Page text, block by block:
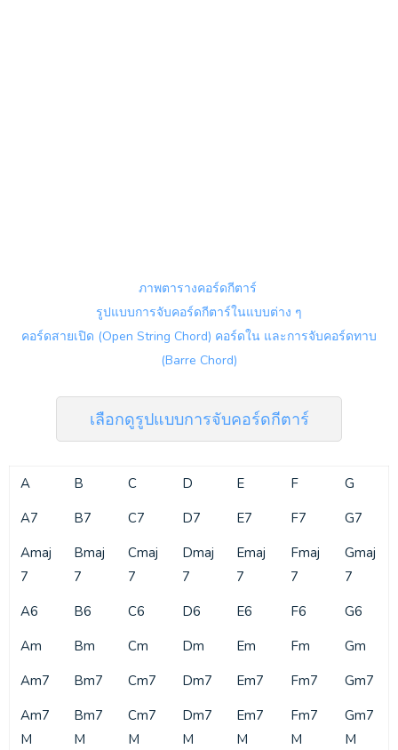
ภาพตารางคอร์ดกีตาร์
รูปแบบการจับคอร์ดกีตาร์ในแบบต่าง ๆ
คอร์ดสายเปิด (Open String Chord) คอร์ดใน และการจับคอร์ดทาบ
(Barre Chord)
เลือกดูรูปแบบการจับคอร์ดกีตาร์
A B C D E F
G
A7
B7 C7 D7 E7 F7
G7
Amaj
7
Bmaj
7
Cmaj
7
Dmaj
7
Emaj
7
Fmaj
7
Gmaj
7
A6
B6 C6 D6 E6 F6
G6
Am
Bm Cm Dm Em Fm
Gm
Am7
Bm7 Cm7 Dm7 Em7 Fm7
Gm7
Am7
M
Bm7
M
Cm7
M
Dm7
M
Em7
M
Fm7
M
Gm7
M